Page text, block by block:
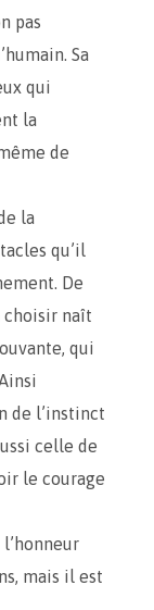
pas
Sa
qui
la
de
la
qu’il
De
choisir naît
qui
de l’instinct
celle de
le courage
mais il est